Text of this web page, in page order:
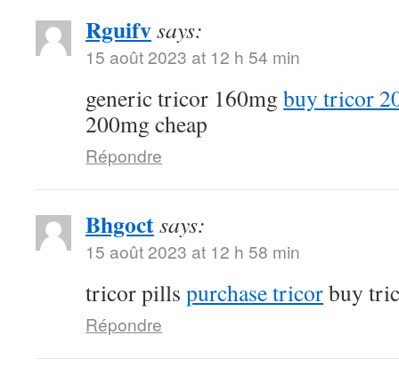
Rguifvsays:
15 août 2023 at 12 h 54 min
generic tricor 160mg buy tricor
200mg cheap
Répondre
Bhgoctsays:
15 août 2023 at 12 h 58 min
tricor pills purchase tricorbuy
Répondre